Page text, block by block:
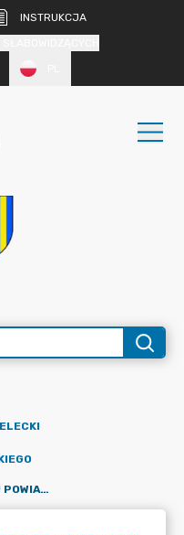
INSTRUKCJA
UCHWAŁA NR 83/2024 ZARZĄDU POWIATU ZGORZELECKIEGO Z DNIA 10 GRUDNIA 2024 R. W SPRAWIE ZMIAN W BUDŻECIE POWIATU ZGORZELECKIEGO NA ROK 2024